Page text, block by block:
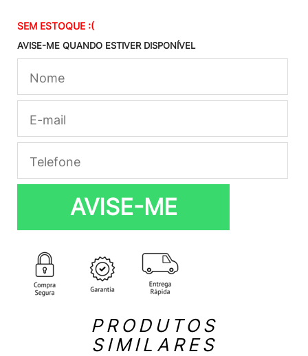
SEM ESTOQUE :(
AVISE-ME QUANDO ESTIVER DISPONÍVEL
AVISE-ME
PRODUTOS
SIMILARES